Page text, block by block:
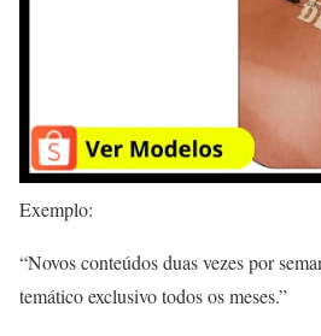
Exemplo:
“Novos conteúdos duas vezes por
temático exclusivo todos os meses.”